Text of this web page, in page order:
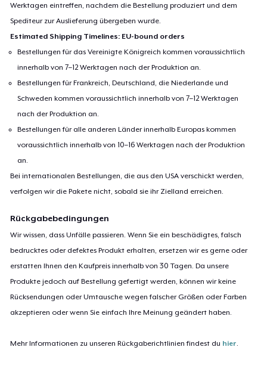
Werktagen eintreffen, nachdem die Bestellung produziert und dem
Spediteur zur Auslieferung übergeben wurde.
Estimated Shipping Timelines: EU-bound orders
Bestellungen für das Vereinigte Königreich kommen voraussichtlich
innerhalb von 7–12 Werktagen nach der Produktion an.
Bestellungen für Frankreich, Deutschland, die Niederlande und
Schweden kommen voraussichtlich innerhalb von 7–12 Werktagen
nach der Produktion an.
Bestellungen für alle anderen Länder innerhalb Europas kommen
voraussichtlich innerhalb von 10–16 Werktagen nach der Produktion
an.
Bei internationalen Bestellungen, die aus den USA verschickt werden,
verfolgen wir die Pakete nicht, sobald sie ihr Zielland erreichen.
Rückgabebedingungen
Wir wissen, dass Unfälle passieren. Wenn Sie ein beschädigtes, falsch
bedrucktes oder defektes Produkt erhalten, ersetzen wir es gerne oder
erstatten Ihnen den Kaufpreis innerhalb von 30 Tagen. Da unsere
Produkte jedoch auf Bestellung gefertigt werden, können wir keine
Rücksendungen oder Umtausche wegen falscher Größen oder Farben
akzeptieren oder wenn Sie einfach Ihre Meinung geändert haben.
Mehr Informationen zu unseren Rückgaberichtlinien findest du hier.